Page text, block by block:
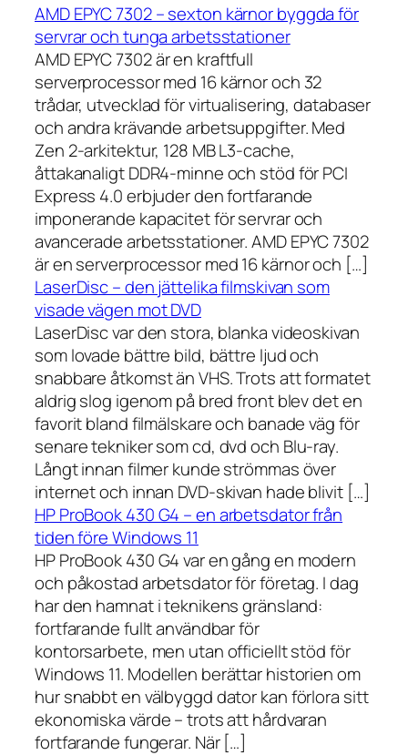
AMD EPYC 7302 – sexton kärnor byggda för
servrar och tunga arbetsstationer
AMD EPYC 7302 är en kraftfull
serverprocessor med 16 kärnor och 32
trådar, utvecklad för virtualisering, databaser
och andra krävande arbetsuppgifter. Med
Zen 2-arkitektur, 128 MB L3-cache,
åttakanaligt DDR4-minne och stöd för PCI
Express 4.0 erbjuder den fortfarande
imponerande kapacitet för servrar och
avancerade arbetsstationer. AMD EPYC 7302
är en serverprocessor med 16 kärnor och […]
LaserDisc – den jättelika filmskivan som
visade vägen mot DVD
LaserDisc var den stora, blanka videoskivan
som lovade bättre bild, bättre ljud och
snabbare åtkomst än VHS. Trots att formatet
aldrig slog igenom på bred front blev det en
favorit bland filmälskare och banade väg för
senare tekniker som cd, dvd och Blu-ray.
Långt innan filmer kunde strömmas över
internet och innan DVD-skivan hade blivit […]
HP ProBook 430 G4 – en arbetsdator från
tiden före Windows 11
HP ProBook 430 G4 var en gång en modern
och påkostad arbetsdator för företag. I dag
har den hamnat i teknikens gränsland:
fortfarande fullt användbar för
kontorsarbete, men utan officiellt stöd för
Windows 11. Modellen berättar historien om
hur snabbt en välbyggd dator kan förlora sitt
ekonomiska värde – trots att hårdvaran
fortfarande fungerar. När […]